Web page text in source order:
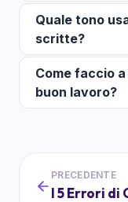
Quale tono
scritte?
Come faccio
buon lavoro?
PRECEDENTE